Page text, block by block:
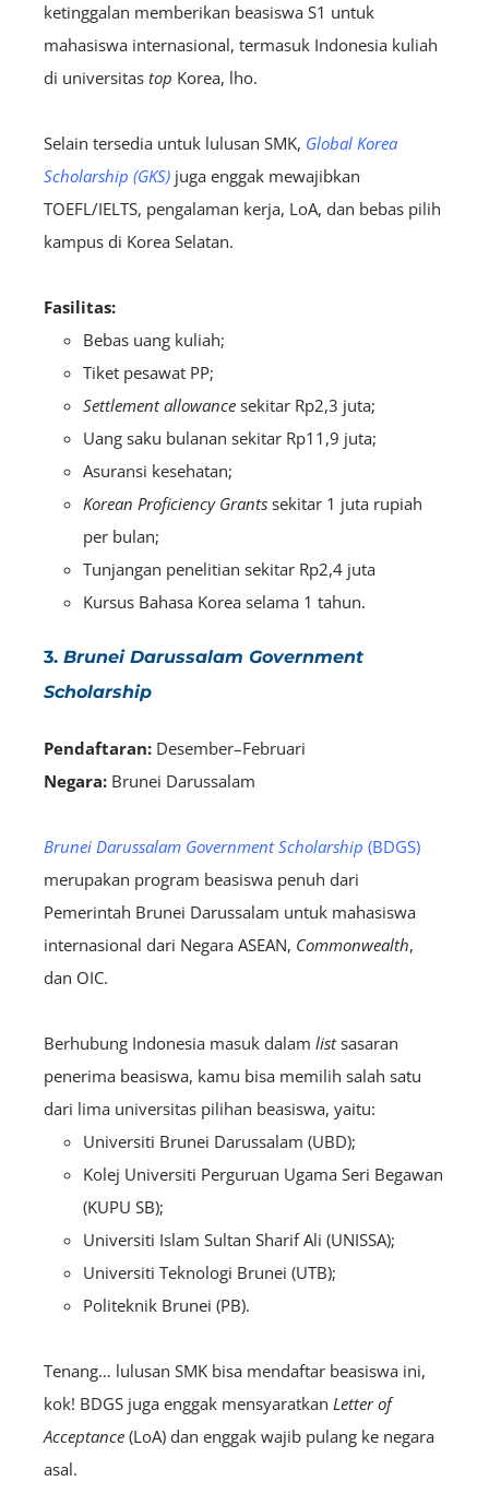
ketinggalan memberikan beasiswa S1 untuk
mahasiswa internasional, termasuk Indonesia kuliah
di universitas top Korea, lho.
Selain tersedia untuk lulusan SMK, Global Korea
Scholarship (GKS) juga enggak mewajibkan
TOEFL/IELTS, pengalaman kerja, LoA, dan bebas pilih
kampus di Korea Selatan.
Fasilitas:
Bebas uang kuliah;
Tiket pesawat PP;
Settlement allowance sekitar Rp2,3 juta;
Uang saku bulanan sekitar Rp11,9 juta;
Asuransi kesehatan;
Korean Proficiency Grants sekitar 1 juta rupiah
per bulan;
Tunjangan penelitian sekitar Rp2,4 juta
Kursus Bahasa Korea selama 1 tahun.
3. Brunei Darussalam Government
Scholarship
Pendaftaran: Desember–Februari
Negara: Brunei Darussalam
Brunei Darussalam Government Scholarship (BDGS)
merupakan program beasiswa penuh dari
Pemerintah Brunei Darussalam untuk mahasiswa
internasional dari Negara ASEAN, Commonwealth,
dan OIC.
Berhubung Indonesia masuk dalam listsasaran
penerima beasiswa, kamu bisa memilih salah satu
dari lima universitas pilihan beasiswa, yaitu:
Universiti Brunei Darussalam (UBD);
Kolej Universiti Perguruan Ugama Seri Begawan
(KUPU SB);
Universiti Islam Sultan Sharif Ali (UNISSA);
Universiti Teknologi Brunei (UTB);
Politeknik Brunei (PB).
Tenang… lulusan SMK bisa mendaftar beasiswa ini,
kok! BDGS juga enggak mensyaratkan Letter of
Acceptance (LoA) dan enggak wajib pulang ke negara
asal.